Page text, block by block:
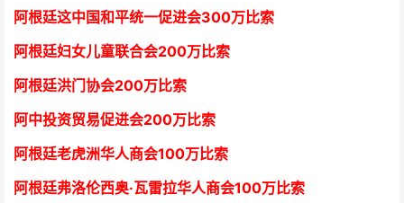
阿根廷这中国和平统一促进会300万比索
阿根廷妇女儿童联合会200万比索
阿根廷洪门协会200万比索
阿中投资贸易促进会200万比索
阿根廷老虎洲华人商会100万比索
阿根廷弗洛伦西奥·瓦雷拉华人商会100万比索